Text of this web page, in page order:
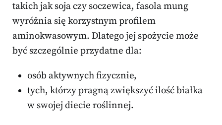
takich jak soja czy soczewica, fasola mung
wyróżnia się korzystnym profilem
aminokwasowym. Dlatego jej spożycie może
być szczególnie przydatne dla:
osób aktywnych fizycznie,
tych, którzy pragną zwiększyć ilość białka
w swojej diecie roślinnej.